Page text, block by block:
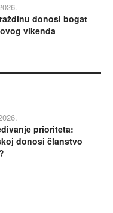
donosi bogat
vikenda
prioriteta:
donosi članstvo